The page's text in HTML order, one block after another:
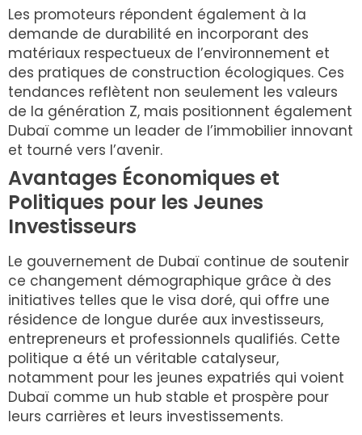
Les promoteurs répondent également à la
demande de durabilité en incorporant des
matériaux respectueux de l’environnement et
des pratiques de construction écologiques. Ces
tendances reflètent non seulement les valeurs
de la génération Z, mais positionnent également
Dubaï comme un leader de l’immobilier innovant
et tourné vers l’avenir.
Avantages Économiques et
Politiques pour les Jeunes
Investisseurs
Le gouvernement de Dubaï continue de soutenir
ce changement démographique grâce à des
initiatives telles que le visa doré, qui offre une
résidence de longue durée aux investisseurs,
entrepreneurs et professionnels qualifiés. Cette
politique a été un véritable catalyseur,
notamment pour les jeunes expatriés qui voient
Dubaï comme un hub stable et prospère pour
leurs carrières et leurs investissements.